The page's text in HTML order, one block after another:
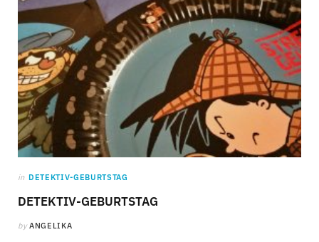
a
r
t
in DETEKTIV-GEBURTSTAG
DETEKTIV-GEBURTSTAG
by ANGELIKA